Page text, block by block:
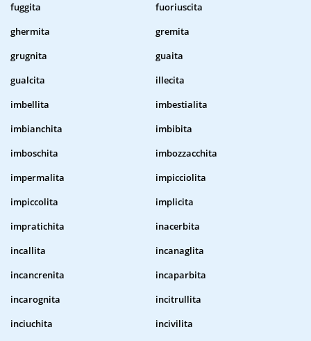
fuggita
fuoriuscita
ghermita
gremita
grugnita
guaita
gualcita
illecita
imbellita
imbestialita
imbianchita
imbibita
imboschita
imbozzacchita
impermalita
impicciolita
impiccolita
implicita
impratichita
inacerbita
incallita
incanaglita
incancrenita
incaparbita
incarognita
incitrullita
inciuchita
incivilita